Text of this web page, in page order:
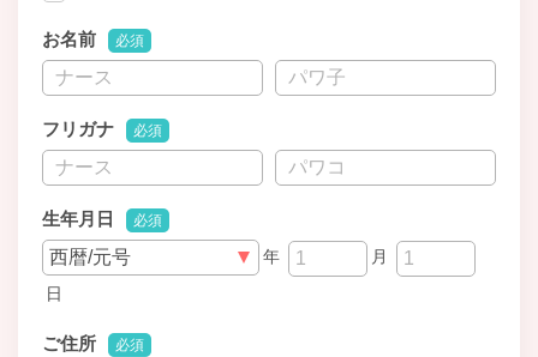
お名前 必須
フリガナ 必須
生年月日 必須
年
月
日
ご住所 必須